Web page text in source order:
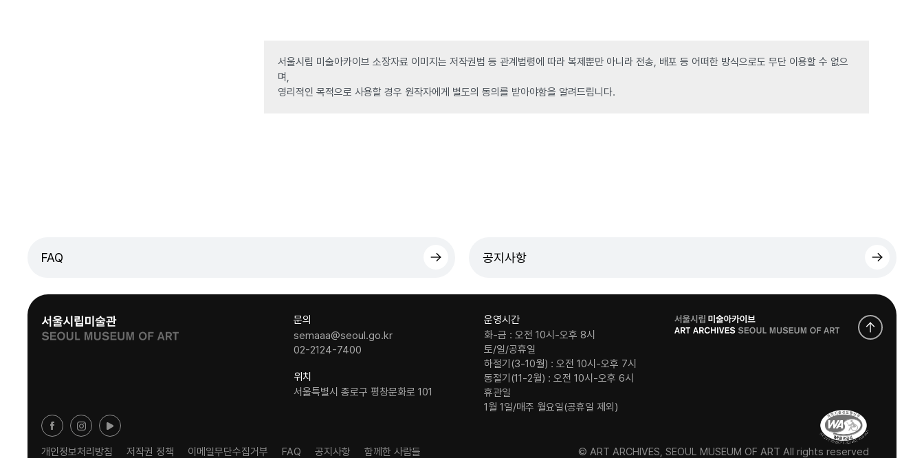
서울시립 미술아카이브 소장자료 이미지는 저작권법 등 관계법령에 따라 복제뿐만 아니라 전송, 배포 등 어떠한 방식으로도 무단 이용할 수 없으
며,
영리적인 목적으로 사용할 경우 원작자에게 별도의 동의를 받아야함을 알려드립니다.
FAQ 공지사항
문의
semaaa@seoul.go.kr
02-2124-7400
위치
서울특별시 종로구 평창문화로 101
운영시간
화-금 : 오전 10시-오후 8시
토/일/공휴일
하절기(3-10월) : 오전 10시-오후 7시
동절기(11-2월) : 오전 10시-오후 6시
휴관일
1월 1일/매주 월요일(공휴일 제외)
로
고
개인정보처리방침 저작권 정책 이메일무단수집거부 FAQ 공지사항 함께한 사람들 © ART ARCHIVES, SEOUL MUSEUM OF ART All rights reserved